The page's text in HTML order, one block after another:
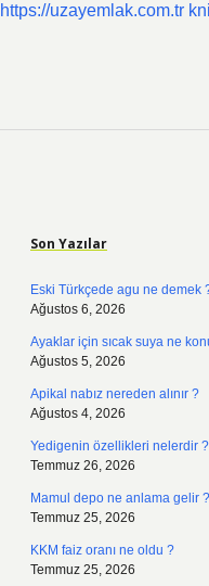
https://uzayemlak.com.tr
Son Yazılar
Eski Türkçede agu ne demek
Ağustos 6, 2026
Ayaklar için sıcak suya ne
Ağustos 5, 2026
Apikal nabız nereden alınır ?
Ağustos 4, 2026
Yedigenin özellikleri nelerdir ?
Temmuz 26, 2026
Mamul depo ne anlama gelir ?
Temmuz 25, 2026
KKM faiz oranı ne oldu ?
Temmuz 25, 2026